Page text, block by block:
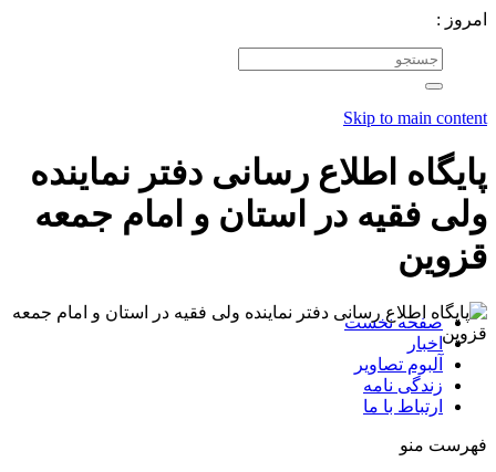
امروز :
Skip to main content
پایگاه اطلاع رسانی دفتر نماینده
ولی فقیه در استان و امام جمعه
قزوین
صفحه نخست
اخبار
آلبوم تصاویر
زندگی نامه
ارتباط با ما
فهرست منو